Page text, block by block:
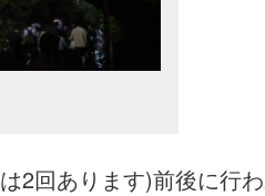
2回あります)前後に行